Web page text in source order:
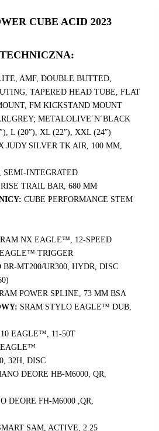
CUBE ACID 2023
AMF, DOUBLE BUTTED,
TAPERED HEAD TUBE, FLAT
FM KICKSTAND MOUNT
METALOLIVE´N´BLACK
L (20″), XL (22″), XXL (24″)
JUDY SILVER TK AIR, 100 MM,
SEMI-INTEGRATED
TRAIL BAR, 680 MM
CUBE PERFORMANCE STEM
NX EAGLE™, 12-SPEED
TRIGGER
BR-MT200/UR300, HYDR, DISC
POWER SPLINE, 73 MM BSA
SRAM STYLO EAGLE™ DUB,
EAGLE™, 11-50T
EAGLE™
32H, DISC
DEORE HB-M6000, QR,
DEORE FH-M6000 ,QR,
SAM, ACTIVE, 2.25